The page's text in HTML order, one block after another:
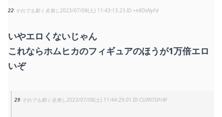
22 それでも動く名無し 2023/07/08(土) 11:43:13.23 +nRDsNyFd
いやエロくないじゃん
これならホムヒカのフィギュアのほうが1万倍エロ
いぞ
29 それでも動く名無し 2023/07/08(土) 11:44:29.01 CUXN7DFrM